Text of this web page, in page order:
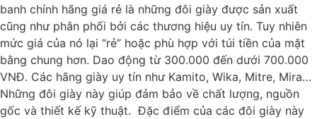
banh chính hãng giá rẻ là những đôi giày được sản xuất
cũng như phân phối bởi các thương hiệu uy tín. Tuy nhiên
mức giá của nó lại “rẻ” hoặc phù hợp với túi tiền của mặt
bằng chung hơn. Dao động từ 300.000 đến dưới 700.000
VNĐ. Các hãng giày uy tín như Kamito, Wika, Mitre, Mira…
Những đôi giày này giúp đảm bảo về chất lượng, nguồn
gốc và thiết kế kỹ thuật. Đặc điểm của các đôi giày này